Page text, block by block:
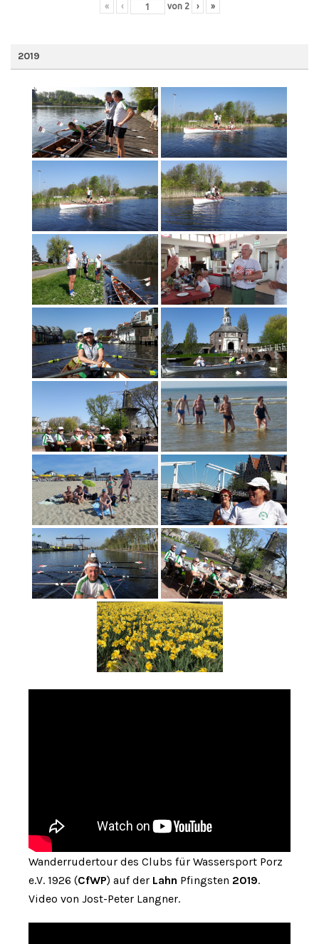
« ‹ von 2 › »
2019
Wanderrudertour des Clubs für Wassersport Porz
e.V. 1926 (CfWP) auf der Lahn Pfingsten 2019.
Video von Jost-Peter Langner.